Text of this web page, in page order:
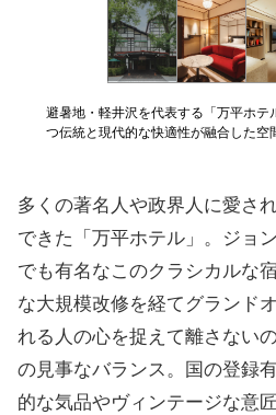
避暑地・軽井沢を代表する「万平ホテ
つ伝統と現代的な快適性が融合した空
多くの著名人や政界人に愛さ
できた「万平ホテル」。ジョ
でも有名なこのクラシカルな
な大規模改修を経てグランド
れる人の心を捉えて離さない
の見事なバランス。国の登録
的な気品やヴィンテージな意